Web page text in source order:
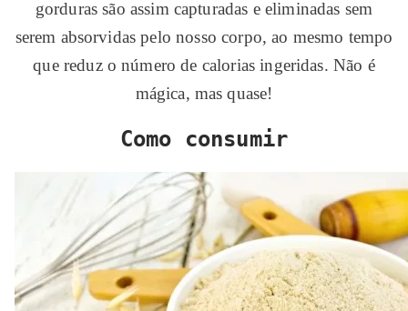
gorduras são assim capturadas e eliminadas sem
serem absorvidas pelo nosso corpo, ao mesmo tempo
que reduz o número de calorias ingeridas. Não é
mágica, mas quase!
Como consumir